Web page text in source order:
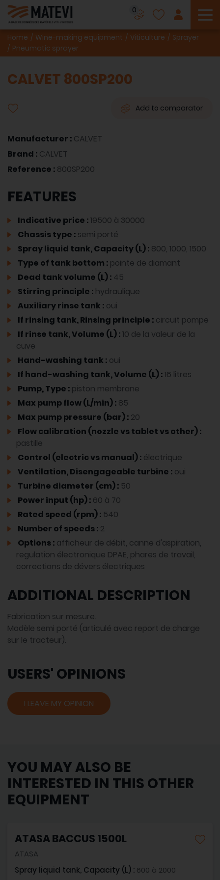
0
Home Wine-making equipment Viticulture
Sprayer
Pneumatic sprayer
CALVET 800SP200
Add to comparator
Manufacturer : CALVET
Brand : CALVET
Reference : 800SP200
FEATURES
Indicative price :19500 à 30000
Chassis type : semi porté
Spray liquid tank, Capacity (L) : 800, 1000, 1500
Type of tank bottom : pointe de diamant
Dead tank volume (L) : 45
Stirring principle : hydraulique
Auxiliary rinse tank : oui
If rinsing tank, Rinsing principle : circuit pompe
If rinse tank, Volume (L) :10 de la valeur de la
cuve
Hand-washing tank : oui
If hand-washing tank, Volume (L) :16 litres
Pump, Type : piston membrane
Max pump flow (L/min) : 85
Max pump pressure (bar) : 20
Flow calibration (nozzle vs tablet vs other) :
pastille
Control (electric vs manual) : électrique
Ventilation, Disengageable turbine : oui
Turbine diameter (cm) : 50
Power input (hp) : 60 à 70
Rated speed (rpm) : 540
Number of speeds : 2
Options : afficheur de débit, canne d'aspiration,
regulation électronique DPAE, phares de travail,
corrections de dévers électriques
ADDITIONAL DESCRIPTION
Fabrication sur mesure.
Modèle semi porté (articulé avec report de charge
sur le tracteur).
USERS' OPINIONS
I LEAVE MY OPINION
YOU MAY ALSO BE
INTERESTED IN THIS OTHER
EQUIPMENT
ATASA BACCUS 1500L
ATASA
Spray liquid tank, Capacity (L) : 600 à 2000